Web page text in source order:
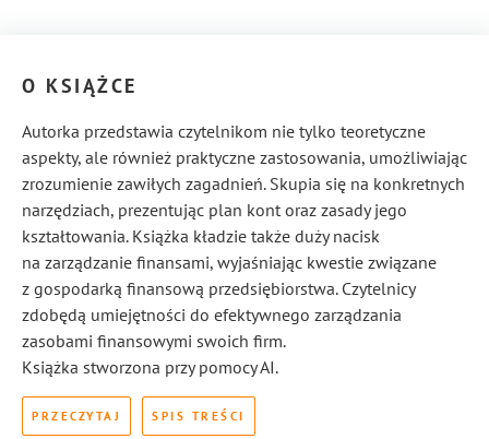
O KSIĄŻCE
Autorka przedstawia czytelnikom nie tylko teoretyczne
aspekty, ale również praktyczne zastosowania, umożliwiając
zrozumienie zawiłych zagadnień. Skupia się na konkretnych
narzędziach, prezentując plan kont oraz zasady jego
kształtowania. Książka kładzie także duży nacisk
na zarządzanie finansami, wyjaśniając kwestie związane
z gospodarką finansową przedsiębiorstwa. Czytelnicy
zdobędą umiejętności do efektywnego zarządzania
zasobami finansowymi swoich firm.
Książka stworzona przy pomocy AI.
PRZECZYTAJ SPIS TREŚCI